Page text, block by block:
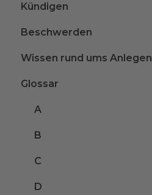
Kündigen
Beschwerden
Wissen rund ums Anlegen
Glossar
A
B
C
D